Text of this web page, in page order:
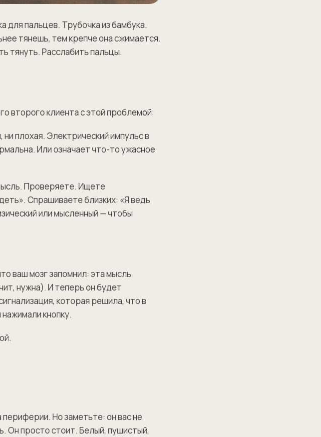
для пальцев. Трубочка из бамбука.
тянешь, тем крепче она сжимается.
тянуть. Расслабить пальцы.
второго клиента с этой проблемой:
плохая. Электрический импульс в
Или означает что-то ужасное
Проверяете. Ищете
Спрашиваете близких: «Я ведь
или мысленный — чтобы
ваш мозг запомнил: эта мысль
нужна). И теперь он будет
которая решила, что в
кнопку.
Но заметьте: он вас не
Он просто стоит. Белый, пушистый,